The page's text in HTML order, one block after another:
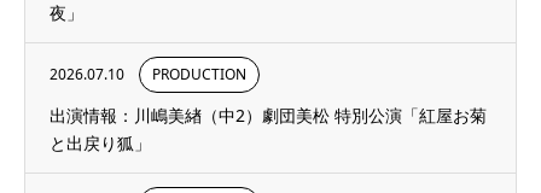
夜」
2026.07.10 PRODUCTION
出演情報：川嶋美緖（中2）劇団美松 特別公演「紅屋お菊
と出戻り狐」